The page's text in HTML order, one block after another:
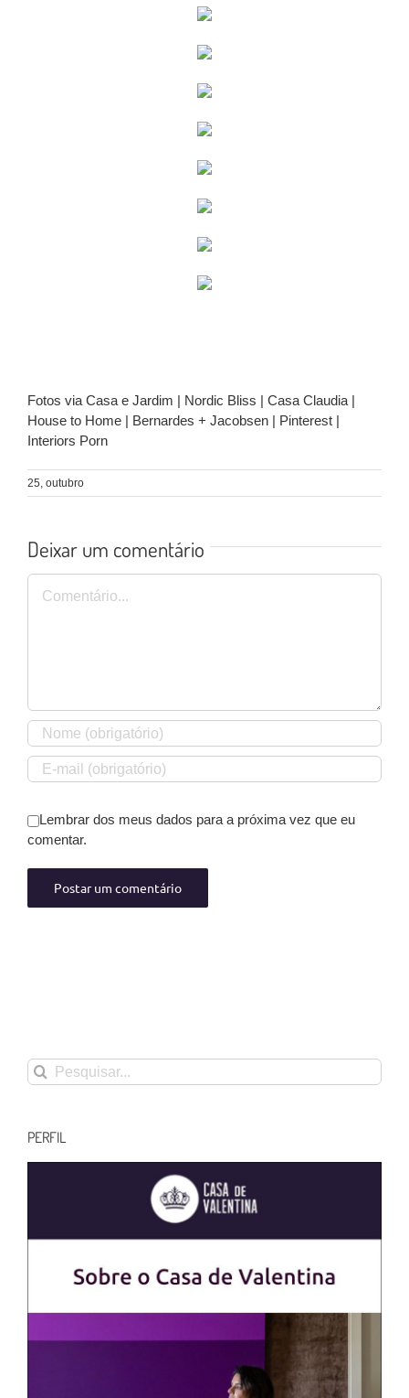
Fotos via Casa e Jardim | Nordic Bliss | Casa Claudia |
House to Home | Bernardes + Jacobsen | Pinterest |
Interiors Porn
25, outubro
Deixar um comentário
Comentário
Lembrar dos meus dados para a próxima vez que eu
comentar.
Buscar
resultados
PERFIL